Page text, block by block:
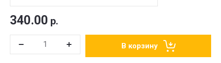
340.00 р.
В корзину